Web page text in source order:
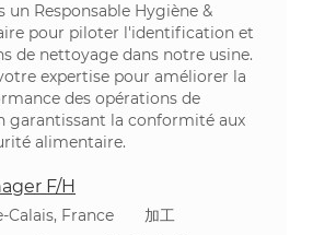
un Responsable Hygiène &
pour piloter l'identification et
de nettoyage dans notre usine.
expertise pour améliorer la
des opérations de
garantissant la conformité aux
alimentaire.
F/H
Calais, France カテゴリ
加工